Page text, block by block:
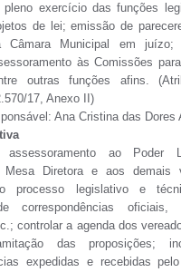
exercício das funções
de lei; emissão de
Câmara Municipal em juízo;
às Comissões
outras funções afins.
17, Anexo II)
Ana Cristina das Dores
assessoramento ao Poder
Mesa Diretora e aos demais
processo legislativo e
correspondências oficiais,
controlar a agenda dos
das proposições;
expedidas e recebidas